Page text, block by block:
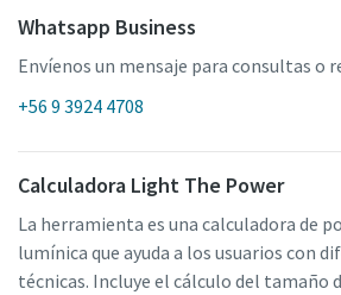
Whatsapp Business
Envíenos un mensaje para consultas o
+56 9 3924 4708
Calculadora Light The Power
La herramienta es una calculadora de
lumínica que ayuda a los usuarios con
técnicas. Incluye el cálculo del tamaño